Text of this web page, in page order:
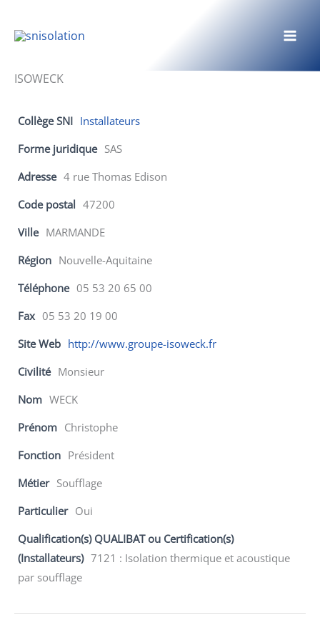
ISOWECK
Collège SNI Installateurs
Forme juridique SAS
Adresse 4 rue Thomas Edison
Code postal 47200
Ville MARMANDE
Région Nouvelle-Aquitaine
Téléphone 05 53 20 65 00
Fax 05 53 20 19 00
Site Web http://www.groupe-isoweck.fr
Civilité Monsieur
Nom WECK
Prénom Christophe
Fonction Président
Métier Soufflage
Particulier Oui
Qualification(s) QUALIBAT ou Certification(s)
(Installateurs) 7121 : Isolation thermique et acoustique
par soufflage